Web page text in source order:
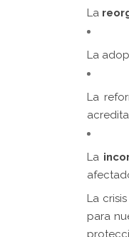
La
La
La
La
La
para